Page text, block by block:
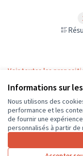
Informations sur
Nous utilisons des
performance et les
de fournir une
personnalisés à partir de
Voir toutes les
Conditions d'utilisation
Paramètres des cookies
CD37 sur X
(Lien externe)
CD37 sur Facebook
CD37 surCD37 sur
(Lien